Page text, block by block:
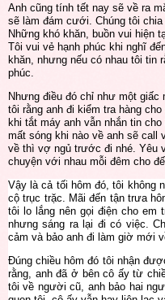
Anh cũng tính tết nay sẽ về ra
sẽ làm đám cưới. Chúng tôi
Những khó khăn, buồn vui hiện
Tôi vui vẻ hạnh phúc khi nghĩ
khăn, nhưng nếu có nhau tôi tin
phúc.
Nhưng điều đó chỉ như một
tôi rằng anh đi kiểm tra hàng
khi tắt máy anh vẫn nhắn tin
mất sóng khi nào về anh sẽ call
về thì vợ ngủ trước đi nhé. Yêu
chuyện với nhau mỗi đêm cho
Vậy là cả tối hôm đó, tôi không
cộ trục trặc. Mãi đến tận trưa
tôi lo lắng nên gọi điện cho em
nhưng sáng ra lại đi có việc.
cảm và bảo anh đi làm giờ mới
Đúng chiều hôm đó tôi nhận
rằng, anh đã ở bên cô ấy từ
tôi về người cũ, anh bảo hai